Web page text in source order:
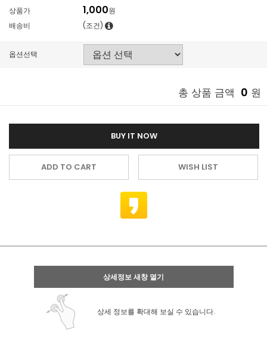
상품가 1,000원
배송비
(조건)
옵션선택
총 상품 금액 0 원
BUY IT NOW
ADD TO CART WISH LIST
상세정보 새창 열기
상세 정보를 확대해 보실 수 있습니다.